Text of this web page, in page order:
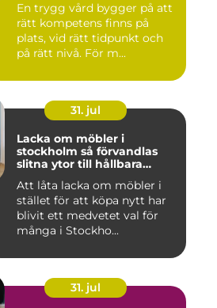
En trygg vård bygger på att
rätt kompetens finns på
plats, vid rätt tidpunkt och
på rätt nivå. För m...
31. jul
Lacka om möbler i
stockholm så förvandlas
slitna ytor till hållbara
Att låta lacka om möbler i
stället för att köpa nytt har
blivit ett medvetet val för
många i Stockho...
31. jul